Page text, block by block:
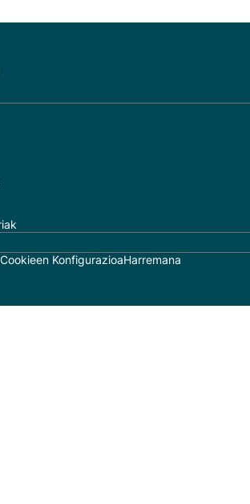
Cookieen KonfigurazioaHarremana